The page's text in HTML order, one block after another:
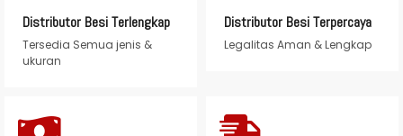
Distributor Besi Terlengkap
Tersedia Semua jenis &
ukuran
Distributor Besi Terpercaya
Legalitas Aman & Lengkap